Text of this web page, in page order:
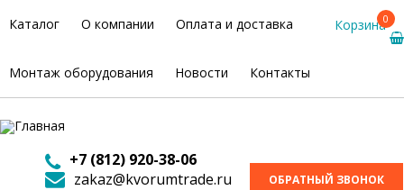
Каталог О компании Оплата и доставка
Монтаж оборудования Новости Контакты
Корзина0
+7 (812) 920-38-06
zakaz@kvorumtrade.ru
ОБРАТНЫЙ ЗВОНОК